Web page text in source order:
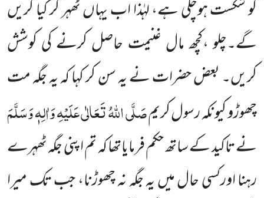
کو شکست ہوچکی ہے، لہٰذا اب یہاں ٹھہر کر کیا کریں
گے۔چلو ،کچھ مال غنیمت حاصل کرنے کی کوشش
کریں۔ بعض حضرات نے یہ سن کر کہا کہ یہ جگہ مت
چھوڑو کیونکہ رسول کریمصَلَّی اللہُ تَعَالٰی عَلَیْہِ وَاٰلِہٖ وَسَلَّمَ
نے تاکید کے ساتھ حکم فرمایاتھا کہ تم اپنی جگہ ٹھہرے
رہنا اورکسی حال میں یہ جگہ نہ چھوڑنا، جب تک میرا